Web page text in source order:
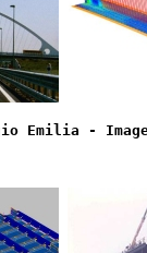
Emilia -